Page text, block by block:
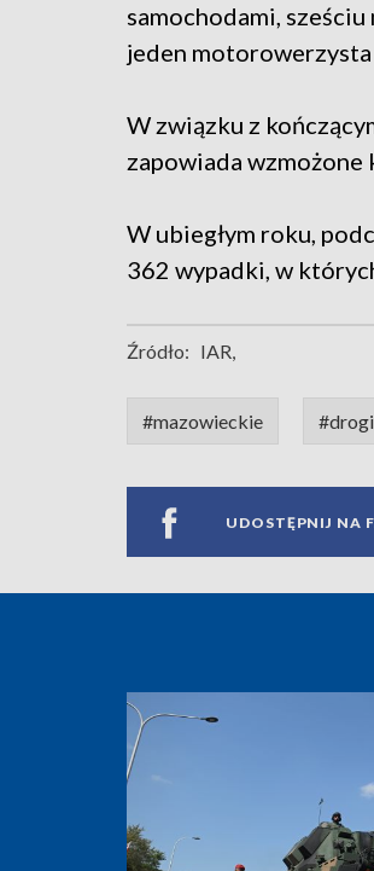
samochodami,
jeden
W związku z
zapowiada
W ubiegłym roku,
362 wypadki, w
Źródło: IAR,
#mazowieckie #drogi
UDOSTĘPNIJ NA